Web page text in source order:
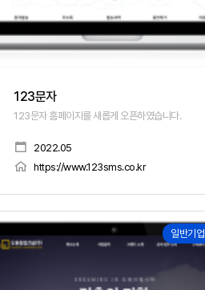
123문자
123문자 홈페이지를 새롭게 오픈하였습니다.
2022.05
https://www.123sms.co.kr
158 일반기업